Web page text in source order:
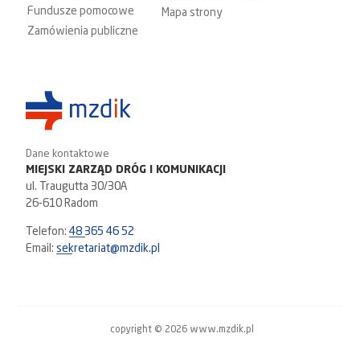
Fundusze pomocowe
Zamówienia publiczne
Mapa strony
Dane kontaktowe
MIEJSKI ZARZĄD DRÓG I KOMUNIKACJI
ul. Traugutta 30/30A
26-610 Radom
Telefon:48 365 46 52
Email:sekretariat@mzdik.pl
copyright © 2026 www.mzdik.pl